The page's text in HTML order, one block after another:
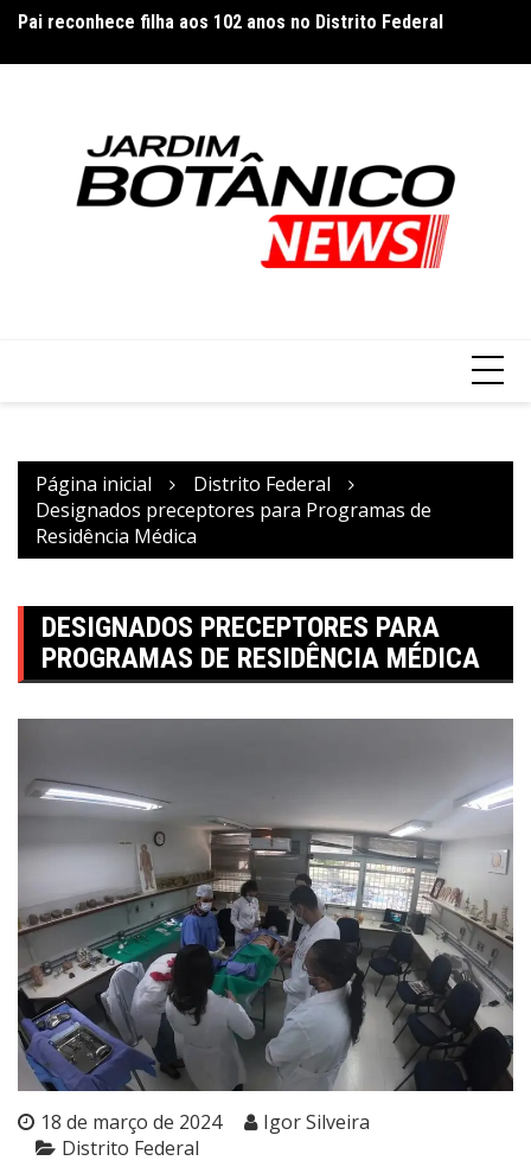
o
Pai reconhece filha aos 102 anos no Distrito Federal
Página inicial
Distrito Federal
Designados preceptores para Programas de
Residência Médica
DESIGNADOS PRECEPTORES PARA
PROGRAMAS DE RESIDÊNCIA MÉDICA
18 de março de 2024
Igor Silveira
Distrito Federal